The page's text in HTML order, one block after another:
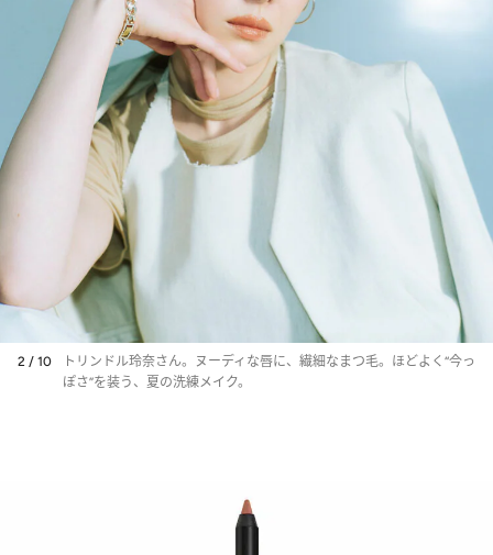
2 / 10
トリンドル玲奈さん。ヌーディな唇に、繊細なまつ毛。ほどよく“今っ
ぽさ”を装う、夏の洗練メイク。